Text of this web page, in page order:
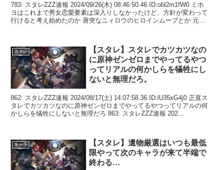
783: スタレZZZ速報 2024/09/26(木) 08:46:50.46 ID:obl2m1fW0 ミホ
ヨはこれまで男女恋愛要素は深入りしなかったけど、方針が変わって
行けると考え始めたのか 唐突なニィロウのヒロインムーブとか 元々
スタレ
【スタレ】スタレでカツカツなの
に原神ゼンゼロまでやってるやつ
ってリアルの何かしらを犠牲にし
ないと無理だろ。
862: スタレZZZ速報 2024/08/17(土) 14:07:58.36 ID:lU35xG4j0 正直ス
タレでカツカツなのに原神ゼンゼロまでやってるやつってリアルの何
かしらを犠牲にしないと無理だろ 863: スタレZZZ速報 202...
キャラ
【スタレ】遺物厳選はいつも最低
限やって次のキャラが来て半端で
終わる…